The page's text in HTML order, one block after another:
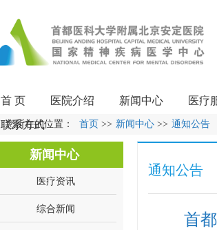
首 页 医院介绍 新闻中心 医疗
联系方式
您所在的位置： 首页 >> 新闻中心 >> 通知公告
新闻中心
医疗资讯
综合新闻
通知公告
首